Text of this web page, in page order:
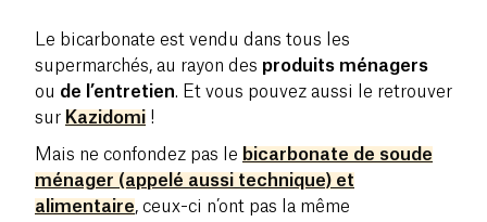
Le bicarbonate est vendu dans tous les
supermarchés, au rayon des produits ménagers
ou de l’entretien. Et vous pouvez aussi le retrouver
sur Kazidomi !
Mais ne confondez pas le bicarbonate de soude
ménager (appelé aussi technique) et
alimentaire, ceux-ci n’ont pas la même